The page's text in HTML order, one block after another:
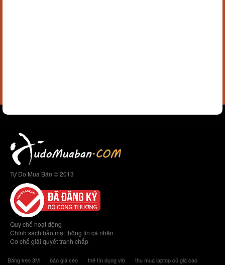
Tự Do Mua Bán © 2013
Quy chế hoạt động
Chính sách bảo mật thông tin cá nhân
Cơ chế giải quyết tranh chấp
Băng keo 3M báo giá seo thẻ tín dụng vib thu mua laptop cũ giá cao